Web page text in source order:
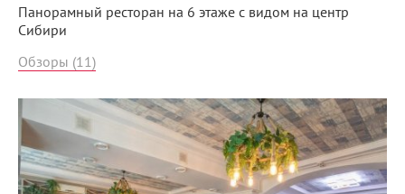
Панорамный ресторан на 6 этаже с видом на центр
Сибири
Обзоры (11)